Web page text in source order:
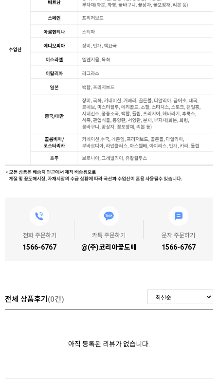
전화 주문하기
1566-6767
카톡 주문하기
@(주)코리아꽃도매
문자 주문하기
1566-6767
전체 상품후기 (0건)
아직 등록된 리뷰가 없습니다.